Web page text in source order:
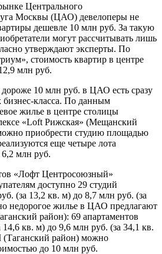
Центрального
Москвы (ЦАО) девелоперы не
дешевле 10 млн руб. За такую
могут рассчитывать лишь
утверждают эксперты. По
стоимость квартир в центре
млн руб.
10 млн руб. в ЦАО есть сразу
бизнес-класса. По данным
жилье в центре столицы
«Loft Рижская» (Мещанский
приобрести студию площадью
еще четыре лота
млн руб.
«Лофт Центросоюзный»
доступно 29 студий
(за 13,2 кв. м) до 8,7 млн руб. (за
недорогое жилье в ЦАО предлагают
район): 69 апартаментов
кв. м) до 9,6 млн руб. (за 34,1 кв.
район) можно
до 10 млн руб.